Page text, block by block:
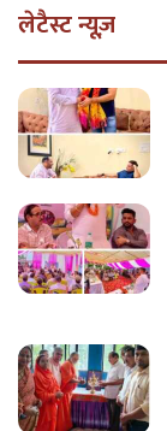
लेटैस्ट न्यूज़